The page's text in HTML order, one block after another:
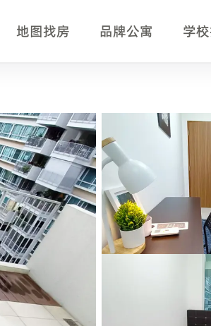
地图找房 品牌公寓 学
新加坡单间、公寓房型、月租、入住